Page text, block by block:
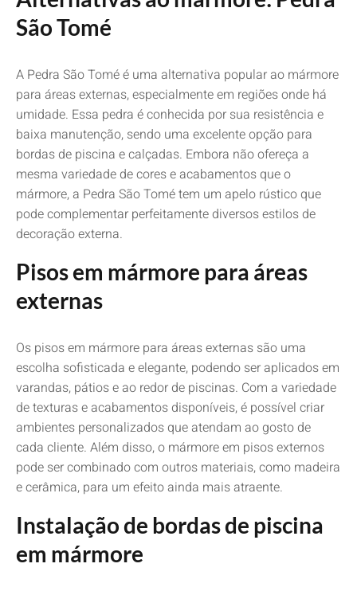
São Tomé
A Pedra São Tomé é uma alternativa popular ao mármore
para áreas externas, especialmente em regiões onde há
umidade. Essa pedra é conhecida por sua resistência e
baixa manutenção, sendo uma excelente opção para
bordas de piscina e calçadas. Embora não ofereça a
mesma variedade de cores e acabamentos que o
mármore, a Pedra São Tomé tem um apelo rústico que
pode complementar perfeitamente diversos estilos de
decoração externa.
Pisos em mármore para áreas
externas
Os pisos em mármore para áreas externas são uma
escolha sofisticada e elegante, podendo ser aplicados em
varandas, pátios e ao redor de piscinas. Com a variedade
de texturas e acabamentos disponíveis, é possível criar
ambientes personalizados que atendam ao gosto de
cada cliente. Além disso, o mármore em pisos externos
pode ser combinado com outros materiais, como madeira
e cerâmica, para um efeito ainda mais atraente.
Instalação de bordas de piscina
em mármore